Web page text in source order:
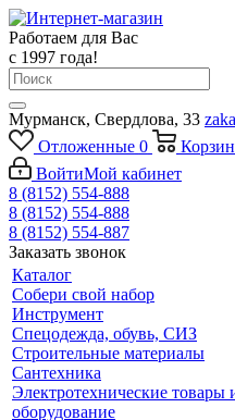
Работаем для Вас
с 1997 года!
Мурманск, Свердлова, 33
Отложенные 0
ВойтиМой кабинет
8 (8152) 554-888
8 (8152) 554-888
8 (8152) 554-887
Заказать звонок
Каталог
Собери свой набор
Инструмент
Спецодежда, обувь, СИЗ
Строительные материалы
Сантехника
Электротехнические товары
оборудование